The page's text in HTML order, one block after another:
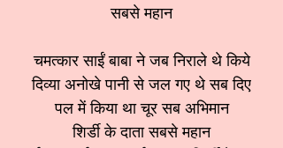
सबसे महान
चमत्कार साईं बाबा ने जब निराले थे किये
दिव्या अनोखे पानी से जल गए थे सब दिए
पल में किया था चूर सब अभिमान
शिर्डी के दाता सबसे महान